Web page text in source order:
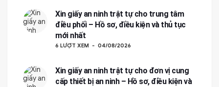
Xin giấy an ninh trật tự cho trung tâm
điều phối – Hồ sơ, điều kiện và thủ tục
mới nhất
6 LƯỢT XEM 04/08/2026
Xin giấy an ninh trật tự cho đơn vị cung
cấp thiết bị an ninh – Hồ sơ, điều kiện và